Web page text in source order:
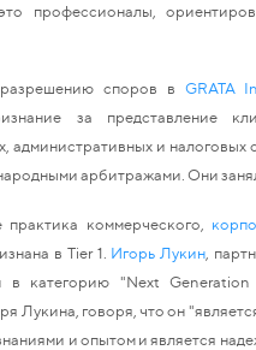
профессионалы,
споров в GRATA
за представление
административных и налоговых
арбитражами. Они
практика коммерческого,
в Tier 1. Игорь Лукин ,
в категорию "Next Generation
Лукина, говоря, что он
и опытом и является